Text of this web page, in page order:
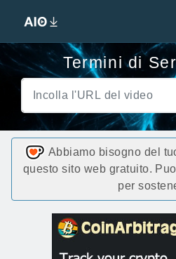
Termini di
Abbiamo bisogno del
questo sito web gratuito.
per